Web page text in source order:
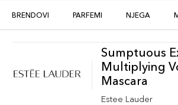
BRENDOVI PARFEMI NJEGA
Sumptuous
Multiplying
Mascara
Estee Lauder